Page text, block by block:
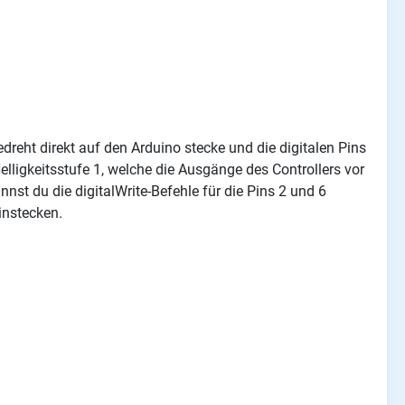
direkt auf den Arduino stecke und die digitalen Pins
1, welche die Ausgänge des Controllers vor
du die digitalWrite-Befehle für die Pins 2 und 6